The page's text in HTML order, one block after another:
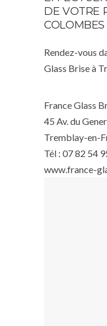
DE VOTRE
COLOMBES
Rendez-vous
Glass Brise à
France Glass
45 Av. du
Tremblay-en-
Tél : 07 82 54
www.france-